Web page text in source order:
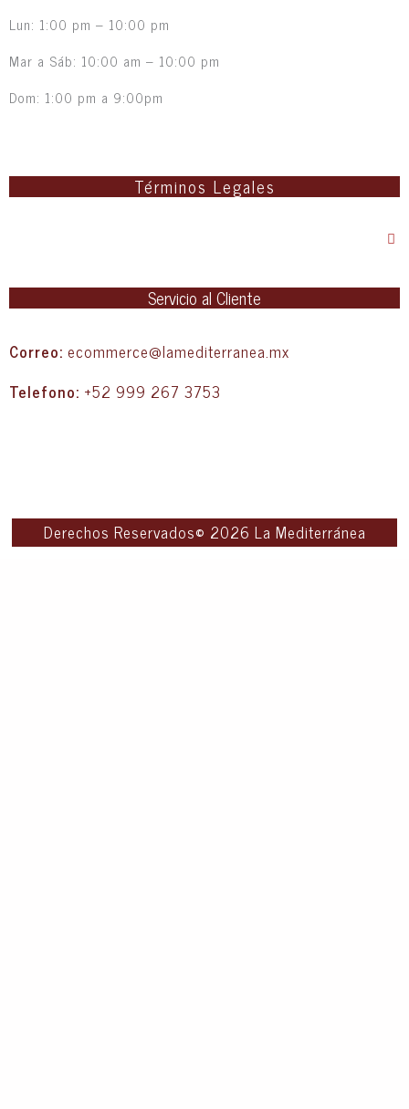
Lun: 1:00 pm – 10:00 pm
Mar a Sáb: 10:00 am – 10:00 pm
Dom: 1:00 pm a 9:00pm
Términos Legales
Servicio al Cliente
Correo: ecommerce@lamediterranea.mx
Telefono: +52 999 267 3753
Derechos Reservados© 2026 La Mediterránea